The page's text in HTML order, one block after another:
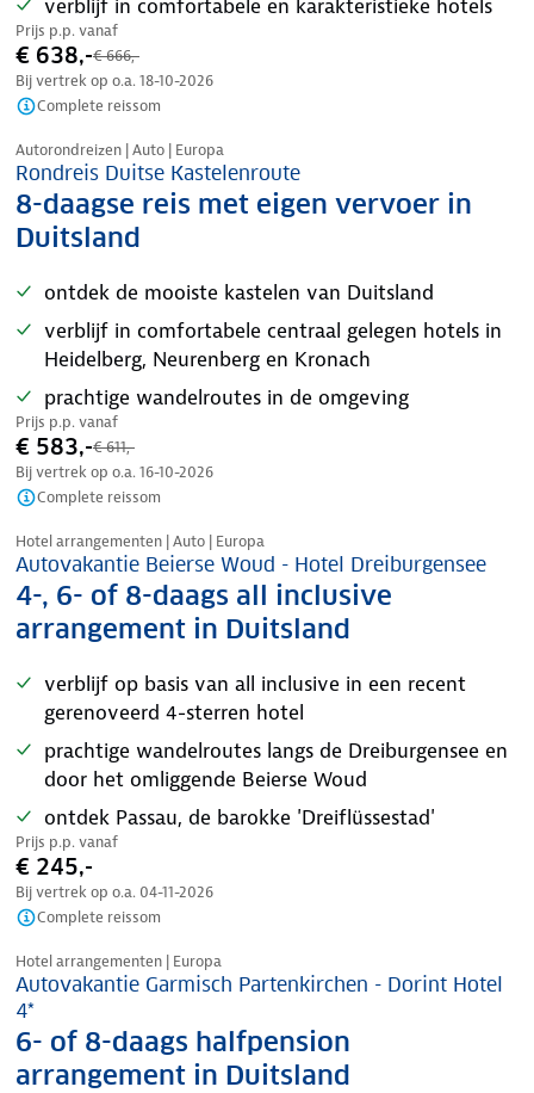
verblijf in comfortabele en karakteristieke hotels
Prijs p.p. vanaf
€ 638,-€ 666,-
Bij vertrek op o.a. 18-10-2026
Complete reissom
Nazomer korting
Autorondreizen | Auto | Europa
Rondreis Duitse Kastelenroute
8-daagse reis met eigen vervoer in
Duitsland
ontdek de mooiste kastelen van Duitsland
verblijf in comfortabele centraal gelegen hotels in
Heidelberg, Neurenberg en Kronach
prachtige wandelroutes in de omgeving
Prijs p.p. vanaf
€ 583,-€ 611,-
Bij vertrek op o.a. 16-10-2026
Complete reissom
Nazomer korting
Hotel arrangementen | Auto | Europa
Autovakantie Beierse Woud - Hotel Dreiburgensee
4-, 6- of 8-daags all inclusive
arrangement in Duitsland
verblijf op basis van all inclusive in een recent
gerenoveerd 4-sterren hotel
prachtige wandelroutes langs de Dreiburgensee en
door het omliggende Beierse Woud
ontdek Passau, de barokke 'Dreiflüssestad'
Prijs p.p. vanaf
€ 245,-
Bij vertrek op o.a. 04-11-2026
Complete reissom
Nazomer korting
Hotel arrangementen | Europa
Autovakantie Garmisch Partenkirchen - Dorint Hotel
4*
6- of 8-daags halfpension
arrangement in Duitsland